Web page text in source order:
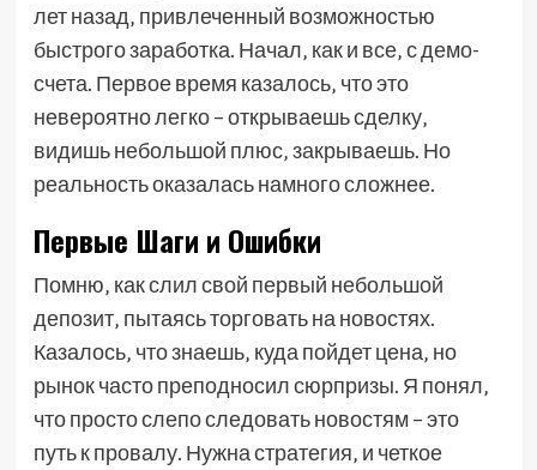
лет назад‚ привлеченный возможностью
быстрого заработка. Начал‚ как и все‚ с демо-
счета. Первое время казалось‚ что это
невероятно легко – открываешь сделку‚
видишь небольшой плюс‚ закрываешь. Но
реальность оказалась намного сложнее.
Первые Шаги и Ошибки
Помню‚ как слил свой первый небольшой
депозит‚ пытаясь торговать на новостях.
Казалось‚ что знаешь‚ куда пойдет цена‚ но
рынок часто преподносил сюрпризы. Я понял‚
что просто слепо следовать новостям – это
путь к провалу. Нужна стратегия‚ и четкое